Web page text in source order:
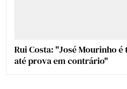
Rui Costa: "José Mourinho
até prova em contrário"